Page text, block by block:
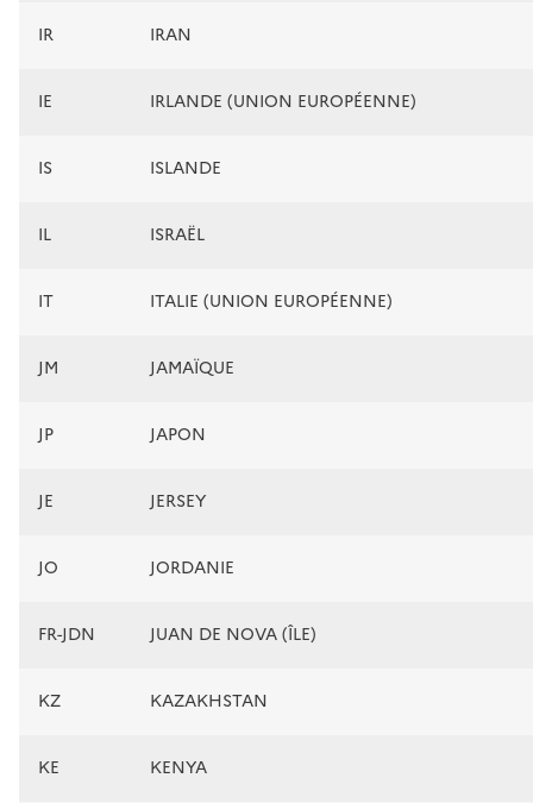
IR IRAN
IE IRLANDE (UNION EUROPÉENNE)
IS ISLANDE
IL ISRAËL
IT ITALIE (UNION EUROPÉENNE)
JM JAMAÏQUE
JP JAPON
JE JERSEY
JO JORDANIE
FR-JDN JUAN DE NOVA (ÎLE)
KZ KAZAKHSTAN
KE KENYA